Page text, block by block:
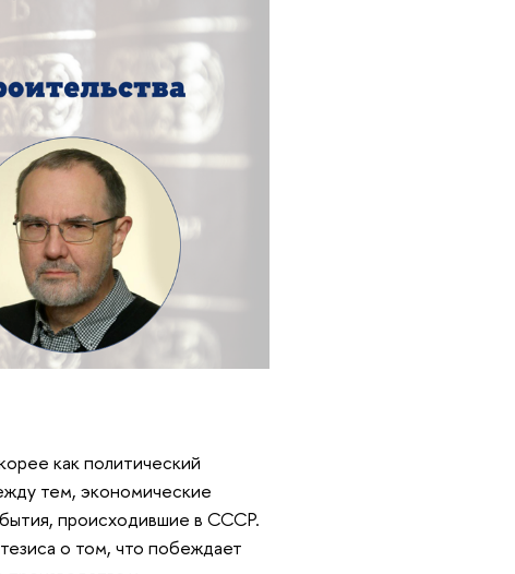
как политический
тем, экономические
происходившие в СССР.
о том, что побеждает